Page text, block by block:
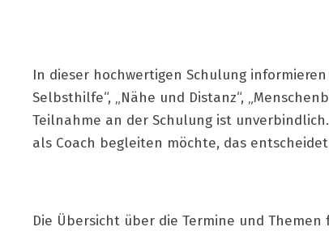
In dieser hochwertigen Schulung
Selbsthilfe“, „Nähe und Distanz“,
Teilnahme an der Schulung ist
als Coach begleiten möchte, das
Die Übersicht über die Termine und